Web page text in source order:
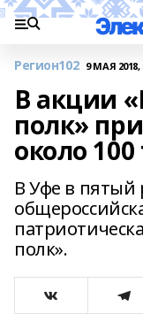
Регион102 9 МАЯ 2018,
В акции
полк»
около
В Уфе в пятый
полк».